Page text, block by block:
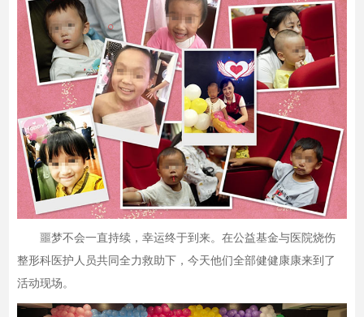
噩梦不会一直持续，幸运终于到来。在公益基金与医院烧伤
整形科医护人员共同全力救助下，今天他们全部健健康康来到了
活动现场。